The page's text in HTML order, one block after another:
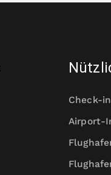
Check-in
Airport-